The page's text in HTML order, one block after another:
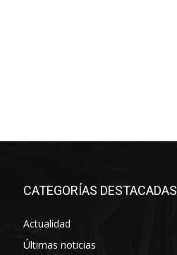
CATEGORÍAS DESTACADAS
Actualidad
Últimas noticias